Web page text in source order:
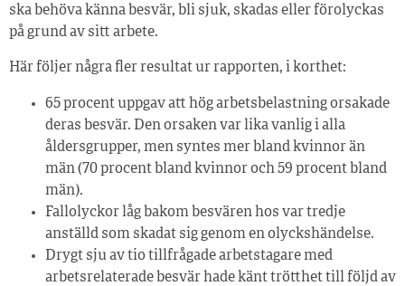
ska behöva känna besvär, bli sjuk, skadas eller förolyckas
på grund av sitt arbete.
Här följer några fler resultat ur rapporten, i korthet:
65 procent uppgav att hög arbetsbelastning orsakade
deras besvär. Den orsaken var lika vanlig i alla
åldersgrupper, men syntes mer bland kvinnor än
män (70 procent bland kvinnor och 59 procent bland
män).
Fallolyckor låg bakom besvären hos var tredje
anställd som skadat sig genom en olyckshändelse.
Drygt sju av tio tillfrågade arbetstagare med
arbetsrelaterade besvär hade känt trötthet till följd av